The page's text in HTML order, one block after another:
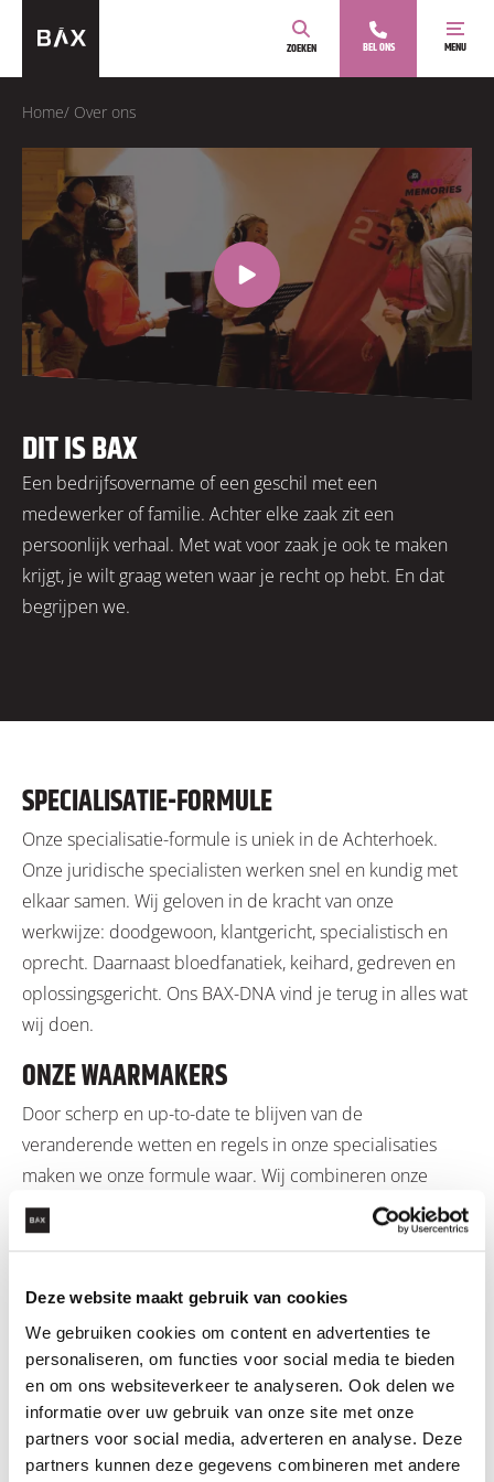
Deze website maakt gebruik van cookies
We gebruiken cookies om content en advertenties te
personaliseren, om functies voor social media te bieden
en om ons websiteverkeer te analyseren. Ook delen we
informatie over uw gebruik van onze site met onze
partners voor social media, adverteren en analyse. Deze
partners kunnen deze gegevens combineren met andere
ZOEKEN BEL ONS MENU
Home/ Over ons
DIT IS BAX
Een bedrijfsovername of een geschil met een
medewerker of familie. Achter elke zaak zit een
persoonlijk verhaal. Met wat voor zaak je ook te maken
krijgt, je wilt graag weten waar je recht op hebt. En dat
begrijpen we.
COOKIES TOESTAAN?
Om deze content te kunnen bekijken, moeten
cookies geaccepteerd worden.
COOKIE INSTELLINGEN AANPASSEN
SPECIALISATIE-FORMULE
Onze specialisatie-formule is uniek in de Achterhoek.
Onze juridische specialisten werken snel en kundig met
elkaar samen. Wij geloven in de kracht van onze
werkwijze: doodgewoon, klantgericht, specialistisch en
oprecht. Daarnaast bloedfanatiek, keihard, gedreven en
oplossingsgericht. Ons BAX-DNA vind je terug in alles wat
wij doen.
ONZE WAARMAKERS
Door scherp en up-to-date te blijven van de
veranderende wetten en regels in onze specialisaties
maken we onze formule waar. Wij combineren onze
Achterhoekse nuchterheid met een gezonde dosis
fanatisme, kortom doodgewoon én bloedfanatiek.
Uit onder andere BAX2Give blijkt onze warme
betrokkenheid bij de maatschappij.
DOODGEWOON
Wij zijn fatsoenlijke mensen. Wij zijn hulpvaardig, open,
toegankelijk en ruimdenkend. We zijn altijd partijdig,
maar onafhankelijk.